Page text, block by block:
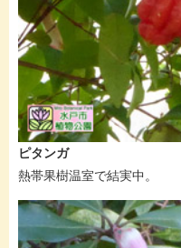
ピタンガ
熱帯果樹温室で結実中。